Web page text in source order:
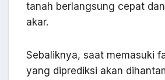
tanah berlangsung cepat
akar.
Sebaliknya, saat memasuki
yang diprediksi akan